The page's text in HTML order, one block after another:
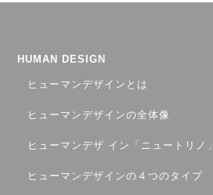
HUMAN DESIGN
ヒューマンデザインとは
ヒューマンデザインの全体像
ヒューマンデザ イン「ニュートリノ」
ヒューマンデザインの４つのタイプ